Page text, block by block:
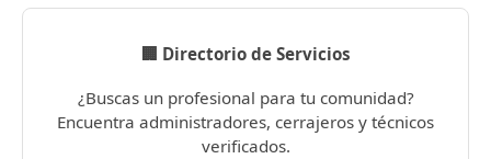
🏢 Directorio de Servicios
¿Buscas un profesional para tu comunidad?
Encuentra administradores, cerrajeros y técnicos
verificados.